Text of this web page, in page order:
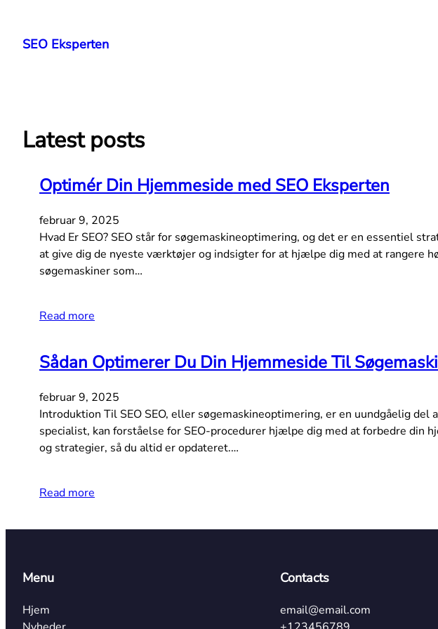
indhold
SEO Eksperten
Latest posts
Optimér Din Hjemmeside med SEO Eksperten
februar 9, 2025
Hvad Er SEO? SEO står for søgemaskineoptimering, og det er en essentiel
at give dig de nyeste værktøjer og indsigter for at hjælpe dig med at rangere
søgemaskiner som…
Read more
Sådan Optimerer Du Din Hjemmeside Til
februar 9, 2025
Introduktion Til SEO SEO, eller søgemaskineoptimering, er en uundgåelig
specialist, kan forståelse for SEO-procedurer hjælpe dig med at forbedre din
og strategier, så du altid er opdateret.…
Read more
Menu
Hjem
Contacts
email@email.com